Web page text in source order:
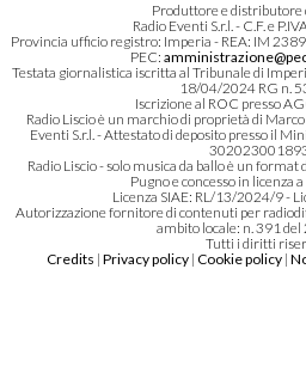
Produttore e distributore
Radio Eventi S.r.l. - C.F. e
Provincia ufficio registro: Imperia - REA: IM
PEC:
Testata giornalistica iscritta al Tribunale di
18/04/2024 RG n.
Iscrizione al ROC presso
Radio Liscio è un marchio di proprietà di
Eventi S.r.l. - Attestato di deposito presso il
Radio Liscio - solo musica da ballo è un format
Pugno e concesso in licenza
Licenza SIAE: RL/13/2024/9 -
Autorizzazione fornitore di contenuti per
ambito locale: n. 391
Tutti i diritti
Credits | Privacy policy | Cookie policy |